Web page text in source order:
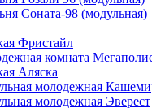
Соната-98 (модульная)
Фристайл
комната
Аляска
молодежная
молодежная Эверест